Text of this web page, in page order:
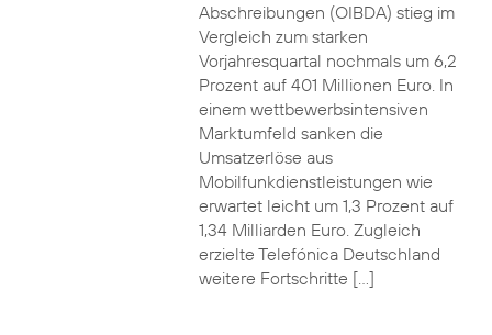
Abschreibungen (OIBDA) stieg im
Vergleich zum starken
Vorjahresquartal nochmals um 6,2
Prozent auf 401 Millionen Euro. In
einem wettbewerbsintensiven
Marktumfeld sanken die
Umsatzerlöse aus
Mobilfunkdienstleistungen wie
erwartet leicht um 1,3 Prozent auf
1,34 Milliarden Euro. Zugleich
erzielte Telefónica Deutschland
weitere Fortschritte […]